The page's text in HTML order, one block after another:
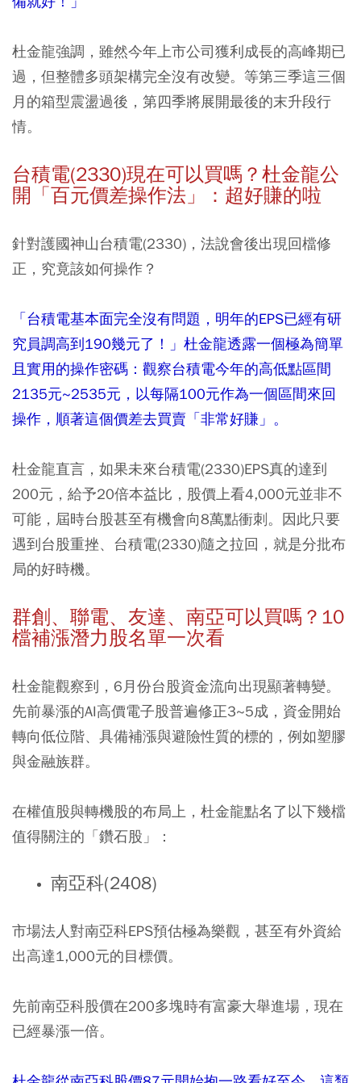
杜金龍強調，雖然今年上市公司獲利成長的高峰期已
過，但整體多頭架構完全沒有改變。等第三季這三個
月的箱型震盪過後，第四季將展開最後的末升段行
情。
台積電(2330)現在可以買嗎？杜金龍公
開「百元價差操作法」：超好賺的啦
針對護國神山台積電(2330)，法說會後出現回檔修
正，究竟該如何操作？
「台積電基本面完全沒有問題，明年的EPS已經有研
究員調高到190幾元了！」杜金龍透露一個極為簡單
且實用的操作密碼：觀察台積電今年的高低點區間
2135元~2535元，以每隔100元作為一個區間來回
操作，順著這個價差去買賣「非常好賺」。
杜金龍直言，如果未來台積電(2330)EPS真的達到
200元，給予20倍本益比，股價上看4,000元並非不
可能，屆時台股甚至有機會向8萬點衝刺。因此只要
遇到台股重挫、台積電(2330)隨之拉回，就是分批布
局的好時機。
群創、聯電、友達、南亞可以買嗎？10
檔補漲潛力股名單一次看
杜金龍觀察到，6月份台股資金流向出現顯著轉變。
先前暴漲的AI高價電子股普遍修正3~5成，資金開始
轉向低位階、具備補漲與避險性質的標的，例如塑膠
與金融族群。
在權值股與轉機股的布局上，杜金龍點名了以下幾檔
值得關注的「鑽石股」：
南亞科(2408)
市場法人對南亞科EPS預估極為樂觀，甚至有外資給
出高達1,000元的目標價。
先前南亞科股價在200多塊時有富豪大舉進場，現在
已經暴漲一倍。